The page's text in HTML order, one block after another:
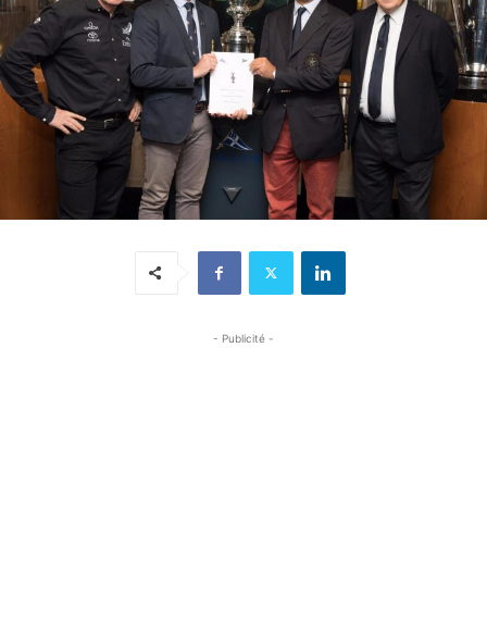
- Publicité -